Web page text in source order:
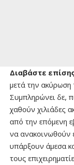
Διαβάστε
μετά την
Συμπληρώνει δε,
χαθούν χιλιάδες
από την επόμενη
να ανακοινωθούν
υπάρξουν άμεσα
τους